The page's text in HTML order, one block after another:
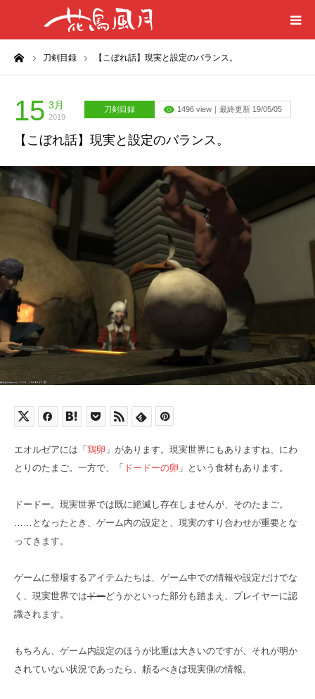
刀剣目録 【こぼれ話】現実と設定のバランス。
15 3月
2019
刀剣目録 1496 view｜最終更新 19/05/05
【こぼれ話】現実と設定のバランス。
エオルゼアには「 鶏卵 」があります。現実世界にもありますね、にわ
とりのたまご。一方で、「 ドードーの卵 」という食材もあります。
ドードー。現実世界では既に絶滅し存在しませんが、そのたまご。
……となったとき、ゲーム内の設定と、現実のすり合わせが重要とな
ってきます。
ゲームに登場するアイテムたちは、ゲーム中での情報や設定だけでな
く、現実世界ではドーどうかといった部分も踏まえ、プレイヤーに認
識されます。
もちろん、ゲーム内設定のほうが比重は大きいのですが、それが明か
されていない状況であったら、頼るべきは現実側の情報。
ホーム
はじめに
刀剣目録
プライバシーポリシー